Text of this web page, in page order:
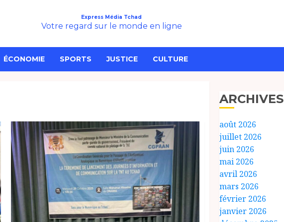
Express Média Tchad
Votre regard sur le monde en ligne
ÉCONOMIE SPORTS JUSTICE CULTURE
ARCHIVES
août 2026
juillet 2026
juin 2026
mai 2026
avril 2026
mars 2026
février 2026
janvier 2026